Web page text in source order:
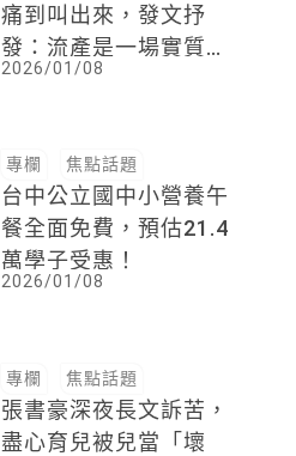
痛到叫出來，發文抒
發：流產是一場實質的
身體創傷
2026/01/08
專欄 焦點話題
台中公立國中小營養午
餐全面免費，預估21.4
萬學子受惠！
2026/01/08
專欄 焦點話題
張書豪深夜長文訴苦，
盡心育兒被兒當「壞